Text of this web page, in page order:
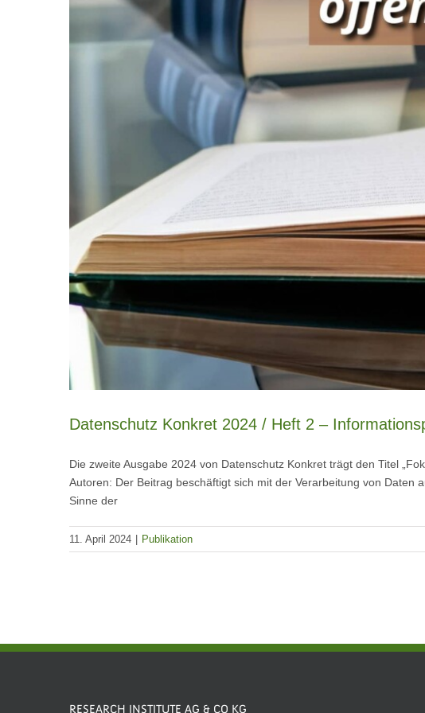
Datenschutz Konkret 2024 / Heft 2 –
Die zweite Ausgabe 2024 von Datenschutz Konkret trägt den Titel
Autoren: Der Beitrag beschäftigt sich mit der Verarbeitung von Daten
Sinne der
11. April 2024 Publikation
RESEARCH INSTITUTE AG & CO KG